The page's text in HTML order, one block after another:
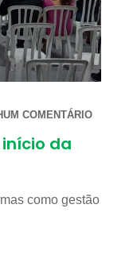
COMENTÁRIO
da
como gestão